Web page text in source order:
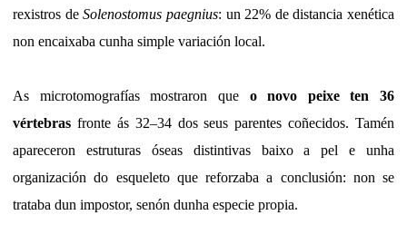
rexistros deSolenostomus paegnius: un 22% de distancia xenética
non encaixaba cunha simple variación local.
As microtomografías mostraron que o novo peixe ten 36
vértebras fronte ás 32–34 dos seus parentes coñecidos. Tamén
apareceron estruturas óseas distintivas baixo a pel e unha
organización do esqueleto que reforzaba a conclusión: non se
trataba dun impostor, senón dunha especie propia.